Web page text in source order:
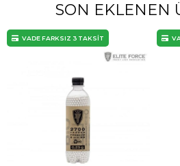
SON EKLENEN
VADE FARKSIZ 3 TAKSİT